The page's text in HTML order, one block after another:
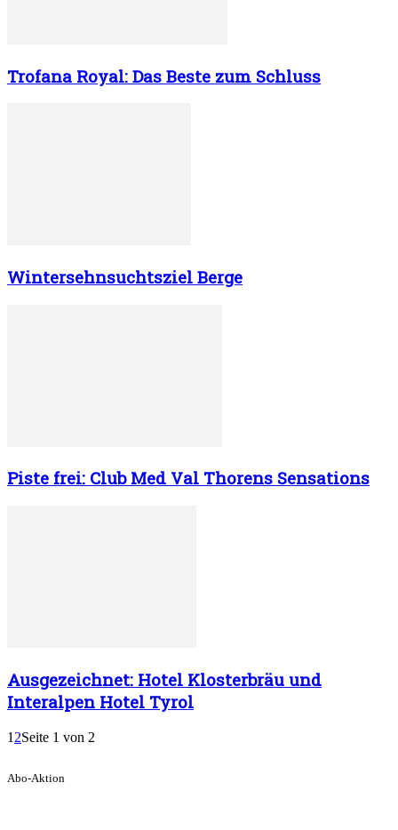
Trofana Royal: Das Beste zum Schluss
Wintersehnsuchtsziel Berge
Piste frei: Club Med Val Thorens Sensations
Ausgezeichnet: Hotel Klosterbräu und
Interalpen Hotel Tyrol
1 2Seite 1 von 2
Abo-Aktion